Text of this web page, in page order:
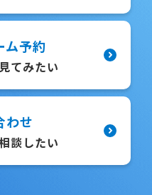
ム予約
てみたい
わせ
談したい